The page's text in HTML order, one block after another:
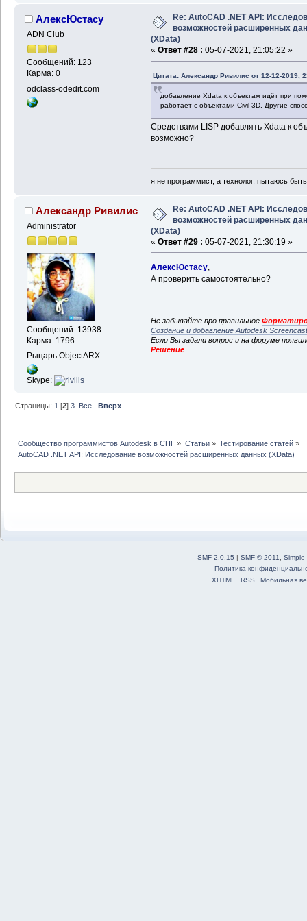
АлексЮстасу
ADN Club
Сообщений: 123
Карма: 0
odclass-odedit.com
Re: AutoCAD .NET API:
возможностей расширенных
(XData)
« Ответ #28 : 05-07-2021, 21:05:22 »
Цитата: Александр Ривилис от 12-12-2019,
добавление Xdata к объектам идёт при
работает с объектами Civil 3D. Другие
Средствами LISP добавлять Xdata к
возможно?
я не программист, а технолог. пытаюсь
Александр Ривилис
Administrator
Сообщений: 13938
Карма: 1796
Рыцарь ObjectARX
Skype:
Re: AutoCAD .NET API:
возможностей расширенных
(XData)
« Ответ #29 : 05-07-2021, 21:30:19 »
АлексЮстасу,
А проверить самостоятельно?
Не забывайте про правильное
Создание и добавление Autodesk
Если Вы задали вопрос и на форуме
Решение
Страницы: 1 [2]3 Все Вверх
Сообщество программистов Autodesk в СНГ » Статьи» Тестирование статей»
AutoCAD .NET API: Исследование возможностей расширенных данных (XData)
SMF 2.0.15 | SMF © 2011
Simple
Политика
XHTML
RSS Мобильная